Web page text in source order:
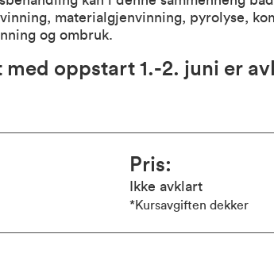
materialgjenvinning, pyrolyse,
og ombruk.
med oppstart 1.-2. juni er
Pris
Ikke avklart
*Kursavgiften dekker